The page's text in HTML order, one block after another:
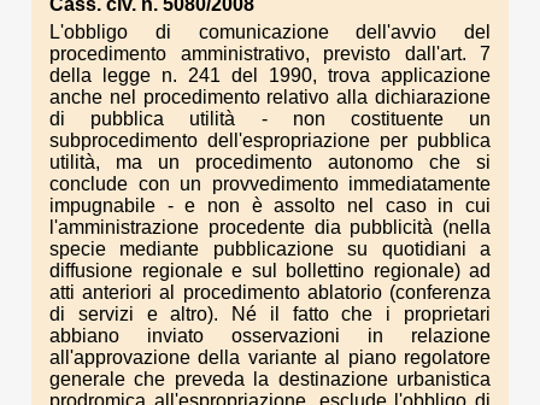
Cass. civ. n. 5080/2008
L'obbligo di comunicazione dell'avvio del
procedimento amministrativo, previsto dall'art. 7
della legge n. 241 del 1990, trova applicazione
anche nel procedimento relativo alla dichiarazione
di pubblica utilità - non costituente un
subprocedimento dell'espropriazione per pubblica
utilità, ma un procedimento autonomo che si
conclude con un provvedimento immediatamente
impugnabile - e non è assolto nel caso in cui
l'amministrazione procedente dia pubblicità (nella
specie mediante pubblicazione su quotidiani a
diffusione regionale e sul bollettino regionale) ad
atti anteriori al procedimento ablatorio (conferenza
di servizi e altro). Né il fatto che i proprietari
abbiano inviato osservazioni in relazione
all'approvazione della variante al piano regolatore
generale che preveda la destinazione urbanistica